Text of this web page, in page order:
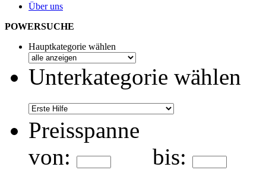
Über uns
POWERSUCHE
Hauptkategorie wählen
Unterkategorie wählen
Preisspanne
von:
bis: